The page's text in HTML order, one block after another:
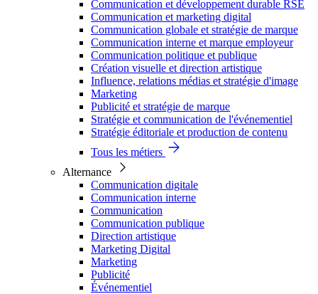
Communication et développement durable RSE
Communication et marketing digital
Communication globale et stratégie de marque
Communication interne et marque employeur
Communication politique et publique
Création visuelle et direction artistique
Influence, relations médias et stratégie d'image
Marketing
Publicité et stratégie de marque
Stratégie et communication de l'événementiel
Stratégie éditoriale et production de contenu
Tous les métiers
Alternance
Communication digitale
Communication interne
Communication
Communication publique
Direction artistique
Marketing Digital
Marketing
Publicité
Événementiel